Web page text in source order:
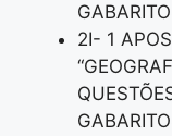
2I- 1